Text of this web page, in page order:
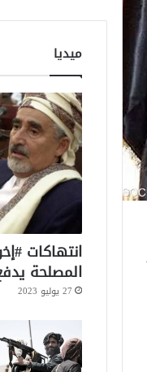
ميديا
انتهاكات
المصلحة
27 يوليو 2023